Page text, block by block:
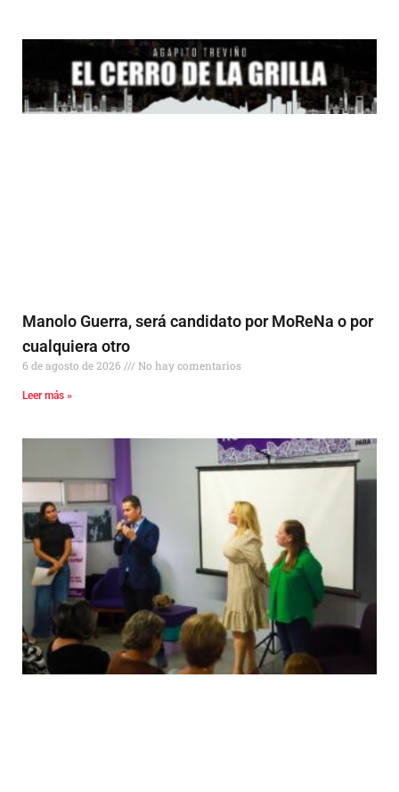
Manolo Guerra, será candidato por MoReNa o por
cualquiera otro
6 de agosto de 2026 No hay comentarios
Leer más »